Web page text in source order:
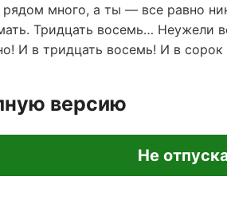
много, а ты — все равно
Тридцать восемь… Неужели
И в тридцать восемь! И в
версию
Не